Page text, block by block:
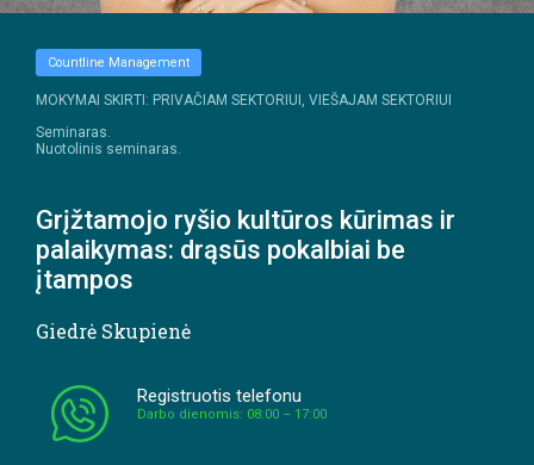
Countline Management
MOKYMAI SKIRTI: PRIVAČIAM SEKTORIUI, VIEŠAJAM SEKTORIUI
Seminaras.
Nuotolinis seminaras.
Grįžtamojo ryšio kultūros kūrimas ir
palaikymas: drąsūs pokalbiai be
įtampos
Giedrė Skupienė
Registruotis telefonu
Darbo dienomis: 08:00 – 17:00